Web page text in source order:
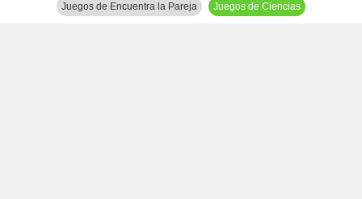
Juegos de Encuentra la Pareja Juegos de Ciencias